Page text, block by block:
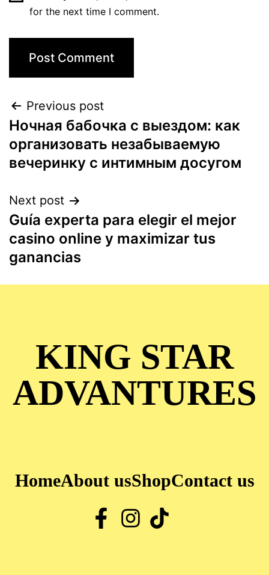
for the next time I comment.
Previous post
Ночная бабочка с выездом: как
организовать незабываемую
вечеринку с интимным досугом
Next post
Guía experta para elegir el mejor
casino online y maximizar tus
ganancias
KING STAR
ADVANTURES
HomeAbout usShopContact us